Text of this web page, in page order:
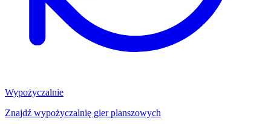
Wypożyczalnie
Znajdź wypożyczalnię gier planszowych